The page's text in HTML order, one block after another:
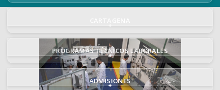
+
PROGRAMAS TÉCNICOS LABORALES
+
ADMISIONES
+